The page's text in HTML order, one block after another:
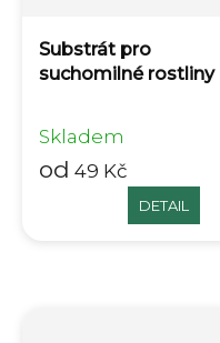
Substrát pro
suchomilné rostliny
Skladem
od 49 Kč
DETAIL